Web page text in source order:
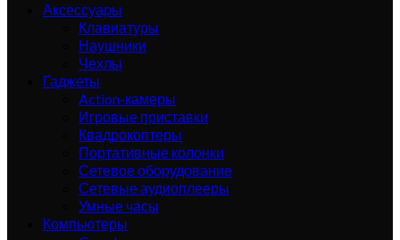
Аксессуары
Клавиатуры
Наушники
Чехлы
Гаджеты
Action-камеры
Игровые приставки
Квадрокоптеры
Портативные колонки
Сетевое оборудование
Сетевые аудиоплееры
Умные часы
Компьютеры